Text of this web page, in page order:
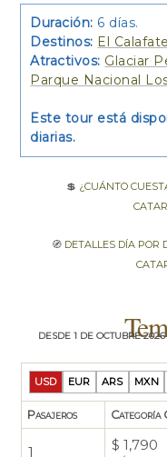
Duración: 6 días.
Destinos: El Calafate
Atractivos: Glaciar
Parque Nacional
Este tour está
diarias.
💲 ¿Cuánto
🧭 Detalles día por
desde 1 de octubre
USD EUR ARS MXN
Pasajeros Categoría
1 $ 1,790